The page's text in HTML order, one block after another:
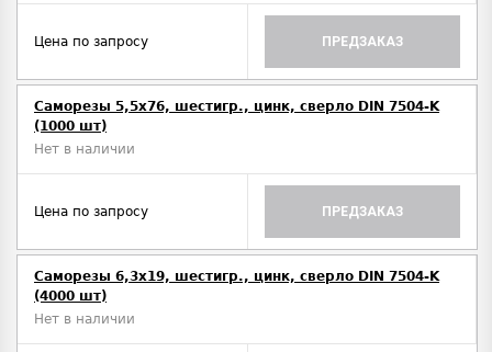
Цена по запросу ПРЕДЗАКАЗ
Саморезы 5,5х76, шестигр., цинк, сверло DIN 7504-K
(1000 шт)
Нет в наличии
Цена по запросу ПРЕДЗАКАЗ
Саморезы 6,3х19, шестигр., цинк, сверло DIN 7504-K
(4000 шт)
Нет в наличии